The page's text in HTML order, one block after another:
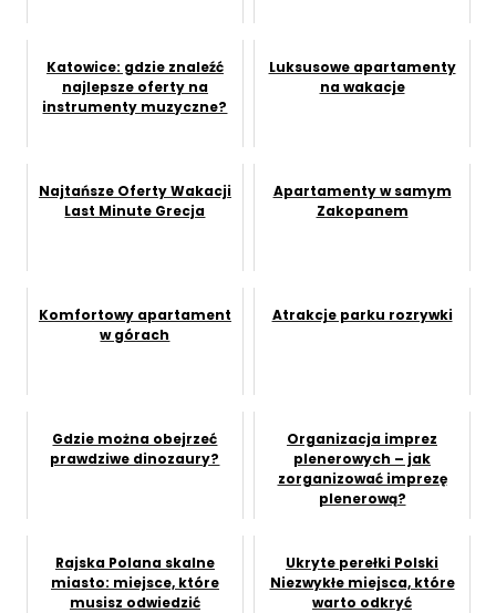
Katowice: gdzie znaleźć
najlepsze oferty na
instrumenty muzyczne?
Luksusowe apartamenty
na wakacje
Najtańsze Oferty Wakacji
Last Minute Grecja
Apartamenty w samym
Zakopanem
Komfortowy apartament
w górach
Atrakcje parku rozrywki
Gdzie można obejrzeć
prawdziwe dinozaury?
Organizacja imprez
plenerowych – jak
zorganizować imprezę
plenerową?
Rajska Polana skalne
miasto: miejsce, które
musisz odwiedzić
Ukryte perełki Polski
Niezwykłe miejsca, które
warto odkryć